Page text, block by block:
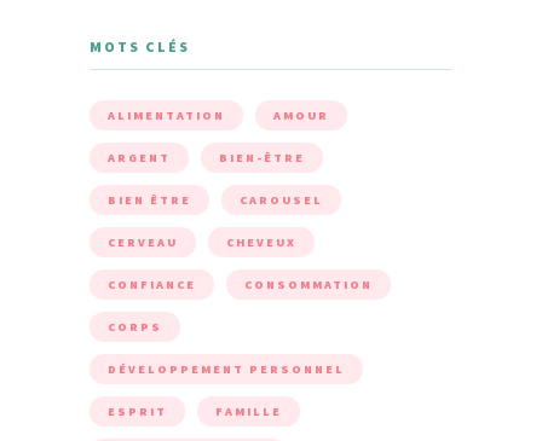
MOTS CLÉS
ALIMENTATION AMOUR
ARGENT BIEN-ÊTRE
BIEN ÊTRE CAROUSEL
CERVEAU CHEVEUX
CONFIANCE CONSOMMATION
CORPS
DÉVELOPPEMENT PERSONNEL
ESPRIT FAMILLE